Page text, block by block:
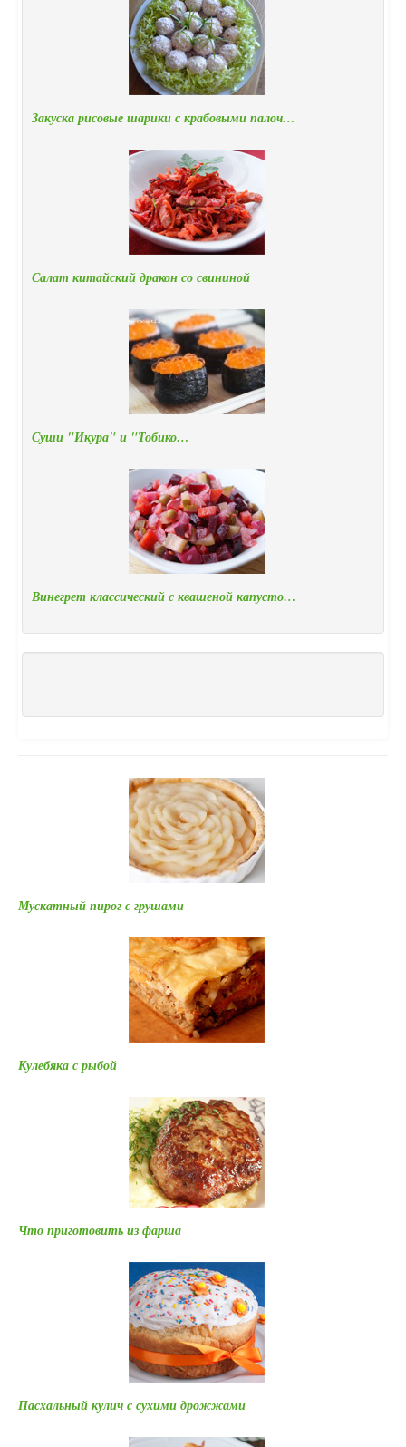
Закуска рисовые шарики с крабовыми палоч…
Салат китайский дракон со свининой
Суши "Икура" и "Тобико…
Винегрет классический с квашеной капусто…
Мускатный пирог с грушами
Кулебяка с рыбой
Что приготовить из фарша
Пасхальный кулич с сухими дрожжами